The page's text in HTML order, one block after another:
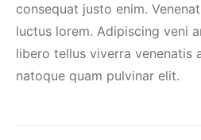
consequat justo enim.
luctus lorem. Adipiscing veni
libero tellus viverra venenatis
natoque quam pulvinar elit.